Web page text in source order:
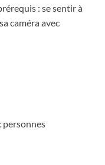
: se sentir à
caméra avec
personnes